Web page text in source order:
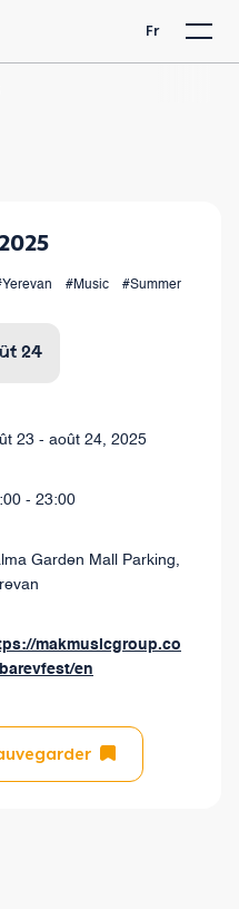
Fr
#Music #Summer
24
23 - août 24, 2025
- 23:00
Garden Mall Parking,
makmusicgroup.co
en